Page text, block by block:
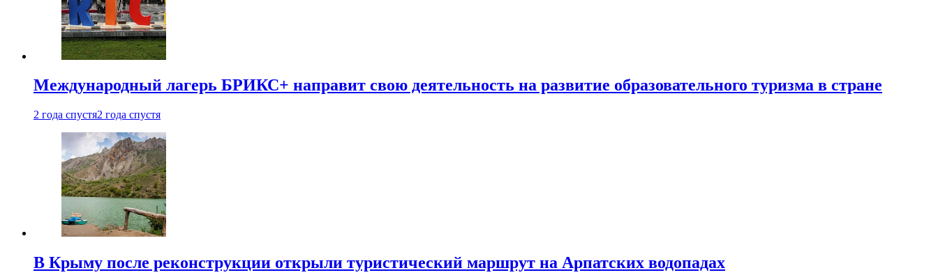
Международный лагерь БРИКС+ направит свою деятельность на развитие образовательного туризма в стране
2 года спустя2 года спустя
В Крыму после реконструкции открыли туристический маршрут на Арпатских водопадах